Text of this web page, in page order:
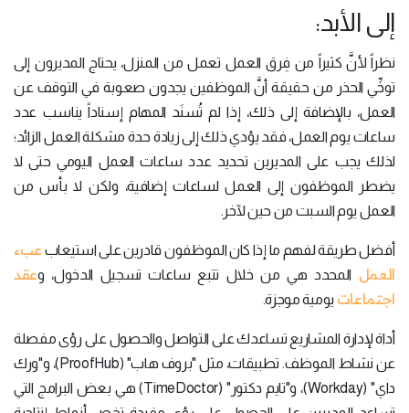
إلى الأبد:
نظراً لأنَّ كثيراً من فِرق العمل تعمل من المنزل، يحتاج المديرون إلى
توخِّي الحذر من حقيقة أنَّ الموظفين يجدون صعوبة في التوقف عن
العمل، بالإضافة إلى ذلك، إذا لم تُسنَد المهام إسناداً يناسب عدد
ساعات يوم العمل، فقد يؤدي ذلك إلى زيادة حدة مشكلة العمل الزائد؛
لذلك يجب على المديرين تحديد عدد ساعات العمل اليومي حتى لا
يضطر الموظفون إلى العمل لساعات إضافية، ولكن لا بأس من
العمل يوم السبت من حين لآخر.
أفضل طريقة لفهم ما إذا كان الموظفون قادرين على استيعاب عبء
العمل المحدد هي من خلال تتبع ساعات تسجيل الدخول، وعقد
اجتماعات يومية موجزة.
أداة لإدارة المشاريع تساعدك على التواصل والحصول على رؤى مفصلة
عن نشاط الموظف. تطبيقات، مثل "بروف هاب" (ProofHub)، و"ورك
داي" (Workday)، و"تايم دكتور" (TimeDoctor) هي بعض البرامج التي